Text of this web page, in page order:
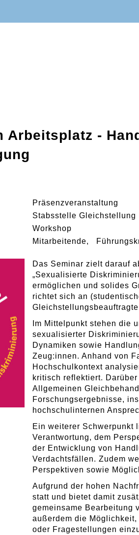
Arbeitsplatz -
Präsenzveranstaltung
Stabsstelle Gleichstellung
Workshop
Mitarbeitende
Das Seminar zielt darauf
„Sexualisierte
ermöglichen und solides
richtet sich an
Im Mittelpunkt stehen die
sexualisierter
Dynamiken sowie
Zeug:innen. Anhand von
Hochschulkontext
kritisch reflektiert.
Allgemeinen
Forschungsergebnisse,
hochschulinternen
Ein weiterer Schwerpunkt
Verantwortung, dem
der Entwicklung von
Verdachtsfällen. Zudem
Perspektiven sowie
Aufgrund der hohen
statt und bietet damit
gemeinsame Bearbeitung
außerdem die
oder Fragestellungen